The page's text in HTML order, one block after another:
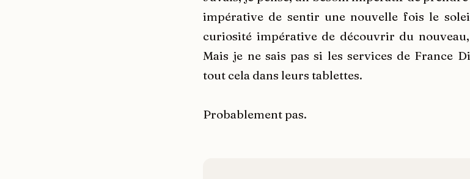
impérative de sentir une nouvelle fois le
curiosité impérative de découvrir du
Mais je ne sais pas si les services de France
tout cela dans leurs tablettes.
Probablement pas.